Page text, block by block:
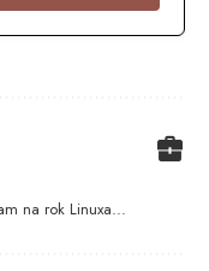
na rok Linuxa...